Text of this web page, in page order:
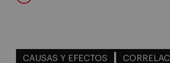
CAUSAS Y EFECTOS